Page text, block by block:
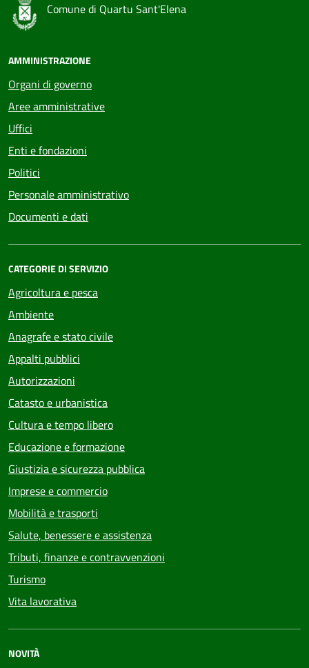
Comune di Quartu Sant'Elena
AMMINISTRAZIONE
Organi di governo
Aree amministrative
Uffici
Enti e fondazioni
Politici
Personale amministrativo
Documenti e dati
CATEGORIE DI SERVIZIO
Agricoltura e pesca
Ambiente
Anagrafe e stato civile
Appalti pubblici
Autorizzazioni
Catasto e urbanistica
Cultura e tempo libero
Educazione e formazione
Giustizia e sicurezza pubblica
Imprese e commercio
Mobilità e trasporti
Salute, benessere e assistenza
Tributi, finanze e contravvenzioni
Turismo
Vita lavorativa
NOVITÀ